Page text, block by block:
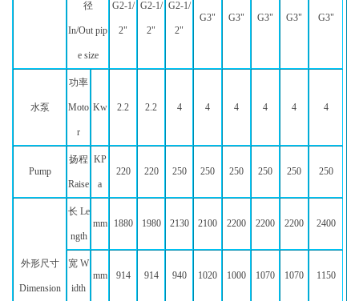
径
In/Out pip
e size
G2-1/
2"
G2-1/
2"
G2-1/
2"
G3" G3" G3" G3" G3"
水泵
功率
Moto
r
Kw 2.2 2.2 4 4 4 4 4 4
Pump
扬程
Raise
KP
a
220 220 250 250 250 250 250 250
外形尺寸
Dimension
长 Le
ngth
mm 1880 1980 2130 2100 2200 2200 2200 2400
宽 W
idth
mm 914 914 940 1020 1000 1070 1070 1150